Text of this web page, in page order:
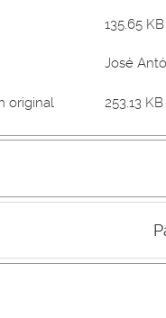
135.65
José
original 253.13